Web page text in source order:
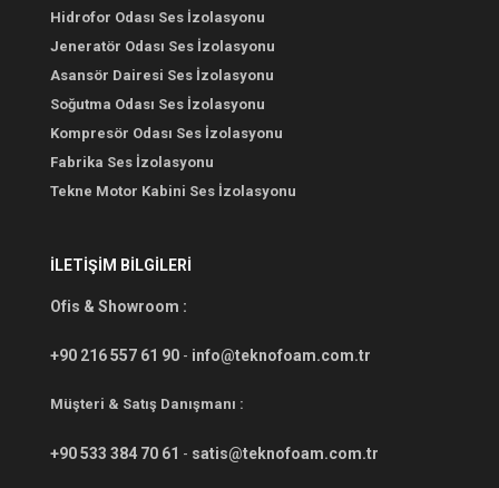
Hidrofor Odası Ses İzolasyonu
Jeneratör Odası Ses İzolasyonu
Asansör Dairesi Ses İzolasyonu
Soğutma Odası Ses İzolasyonu
Kompresör Odası Ses İzolasyonu
Fabrika Ses İzolasyonu
Tekne Motor Kabini Ses İzolasyonu
İLETİŞİM BİLGİLERİ
Ofis & Showroom :
+90 216 557 61 90 - info@teknofoam.com.tr
Müşteri & Satış Danışmanı :
+90 533 384 70 61 - satis@teknofoam.com.tr